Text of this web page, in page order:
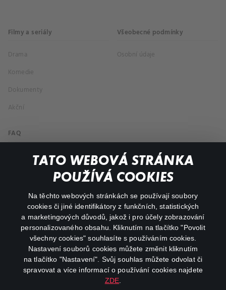
TATO WEBOVÁ STRÁNKA
POUŽÍVÁ COOKIES
Na těchto webových stránkách se používají soubory
cookies či jiné identifikátory z funkčních, statistických
a marketingových důvodů, jakož i pro účely zobrazování
personalizovaného obsahu. Kliknutím na tlačítko "Povolit
všechny cookies" souhlasíte s používáním cookies.
Nastavení souborů cookies můžete změnit kliknutím
na tlačítko "Nastavení". Svůj souhlas můžete odvolat či
spravovat a více informací o používání cookies najdete
ZDE
Filmy a seriály
Drama
Komedie
Dokumenty
Akční
Všeobecné podmínky
Osobní údaje
FAQ
Můj účet
Důležité odkazy
facebookinstagram
youtube